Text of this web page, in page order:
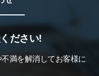
ださい!
満を解消してお客様に